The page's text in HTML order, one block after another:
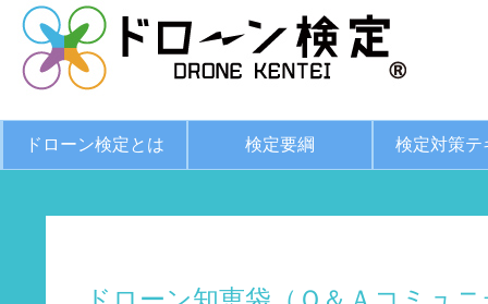
ドローン検定とは 検定要綱 検定対策テ